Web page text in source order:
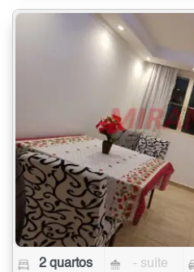
2 quartos - suíte